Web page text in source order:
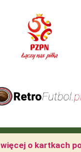
więcej o kartkach